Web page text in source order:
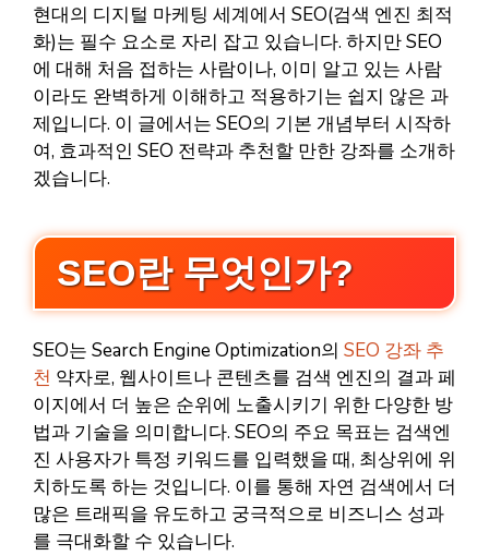
현대의 디지털 마케팅 세계에서 SEO(검색 엔진 최적
화)는 필수 요소로 자리 잡고 있습니다. 하지만 SEO
에 대해 처음 접하는 사람이나, 이미 알고 있는 사람
이라도 완벽하게 이해하고 적용하기는 쉽지 않은 과
제입니다. 이 글에서는 SEO의 기본 개념부터 시작하
여, 효과적인 SEO 전략과 추천할 만한 강좌를 소개하
겠습니다.
SEO란 무엇인가?
SEO는 Search Engine Optimization의 SEO 강좌 추
천 약자로, 웹사이트나 콘텐츠를 검색 엔진의 결과 페
이지에서 더 높은 순위에 노출시키기 위한 다양한 방
법과 기술을 의미합니다. SEO의 주요 목표는 검색엔
진 사용자가 특정 키워드를 입력했을 때, 최상위에 위
치하도록 하는 것입니다. 이를 통해 자연 검색에서 더
많은 트래픽을 유도하고 궁극적으로 비즈니스 성과
를 극대화할 수 있습니다.